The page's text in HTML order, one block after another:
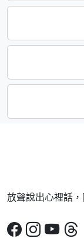
放聲說出心裡話